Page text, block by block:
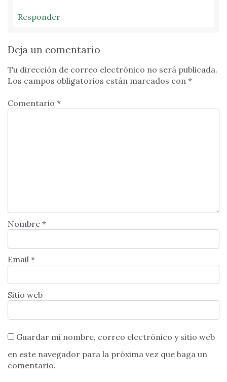
Responder
Deja un comentario
Tu dirección de correo electrónico no será publicada.
Los campos obligatorios están marcados con *
Comentario *
Nombre *
Email *
Sitio web
Guardar mi nombre, correo electrónico y sitio web
en este navegador para la próxima vez que haga un
comentario.